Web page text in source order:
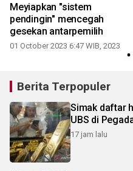
Meyiapkan "sistem
pendingin" mencegah
gesekan antarpemilih
01 October 2023 6:47 WIB, 2023
Berita Terpopuler
Simak daftar
UBS di
17 jam lalu